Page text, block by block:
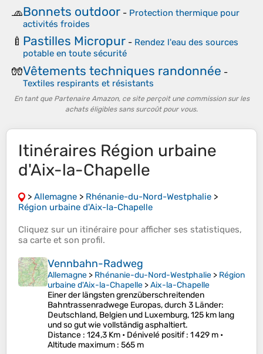
🧢Bonnets outdoor - Protection thermique pour
activités froides
🍼 Pastilles Micropur - Rendez l'eau des sources
potable en toute sécurité
🧤Vêtements techniques randonnée -
Textiles respirants et résistants
En tant que Partenaire Amazon, ce site perçoit une commission sur les
achats éligibles sans surcoût pour vous.
Itinéraires Région urbaine
d'Aix-la-Chapelle
> Allemagne > Rhénanie-du-Nord-Westphalie >
Région urbaine d'Aix-la-Chapelle
Cliquez sur un itinéraire pour afficher ses statistiques,
sa carte et son profil.
Vennbahn-Radweg
Allemagne > Rhénanie-du-Nord-Westphalie > Région
urbaine d'Aix-la-Chapelle >Aix-la-Chapelle
Einer der längsten grenzüberschreitenden
Bahntrassenradwege Europas, durch 3 Länder:
Deutschland, Belgien und Luxemburg, 125 km lang
und so gut wie vollständig asphaltiert.
Distance : 124,3 Km • Dénivelé positif: 1 429 m •
Altitude maximum : 565 m